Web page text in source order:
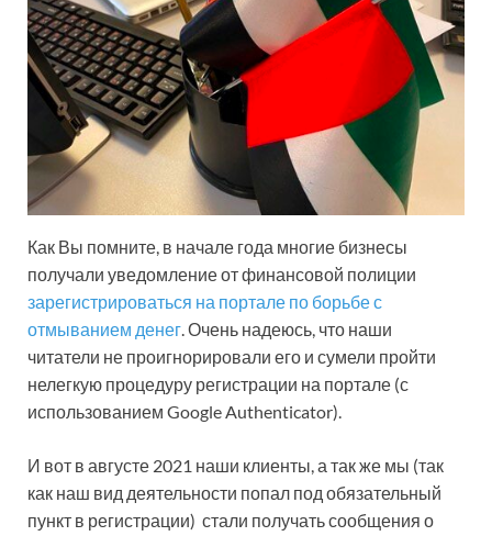
Как Вы помните, в начале года многие бизнесы
получали уведомление от финансовой полиции
зарегистрироваться на портале по борьбе с
отмыванием денег. Очень надеюсь, что наши
читатели не проигнорировали его и сумели пройти
нелегкую процедуру регистрации на портале (с
использованием Google Authenticator).
И вот в августе 2021 наши клиенты, а так же мы (так
как наш вид деятельности попал под обязательный
пункт в регистрации) стали получать сообщения о